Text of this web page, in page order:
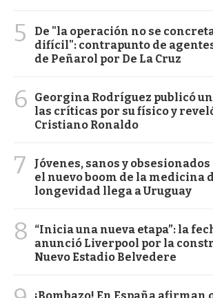
5
De "la operación no se
difícil": contrapunto de
de Peñarol por De La Cruz
6
Georgina Rodríguez publicó
las críticas por su físico y
Cristiano Ronaldo
7
Jóvenes, sanos y
el nuevo boom de la medicina
longevidad llega a Uruguay
8
“Inicia una nueva etapa”: la
anunció Liverpool por la
Nuevo Estadio Belvedere